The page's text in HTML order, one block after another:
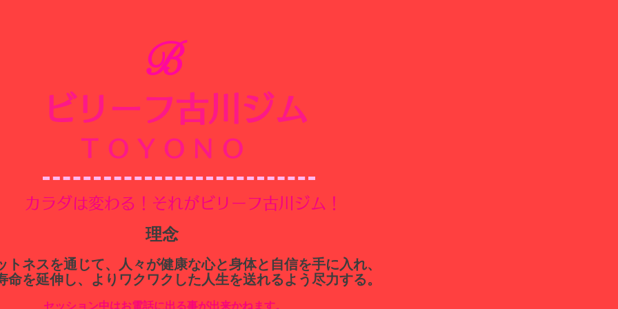
ビリーフ古川ジム
TOYONO
B
​カラダは変わる！それがビリーフ古川ジム！
​理念
トネスを通じて、人々が健康な心と身体と自信を手に入れ、
命を延伸し、よりワクワクした人生を送れるよう尽力する。
セッション中はお電話に出る事が出来かねます。